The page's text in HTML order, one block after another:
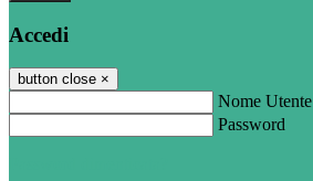
Accedi
button close ×
Nome Utente
Password